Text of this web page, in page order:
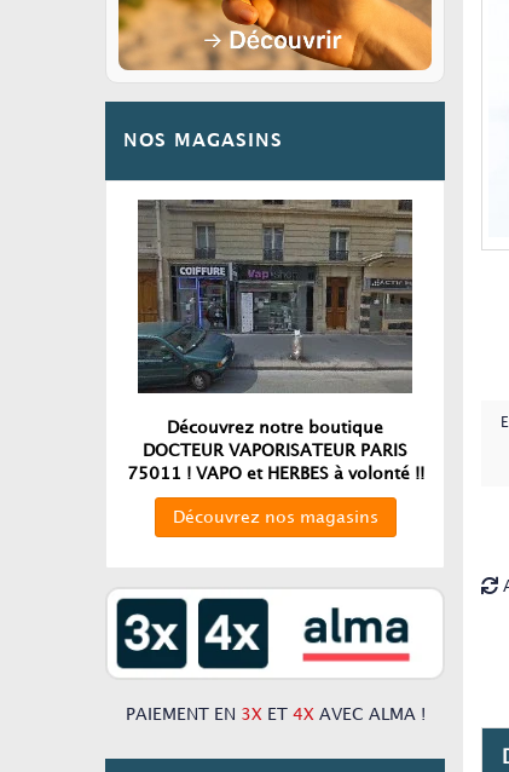
NOS MAGASINS
Découvrez notre boutique
DOCTEUR VAPORISATEUR PARIS
75011 ! VAPO et HERBES à volonté !!
Découvrez nos magasins
PAIEMENT EN 3X ET 4X AVEC ALMA !